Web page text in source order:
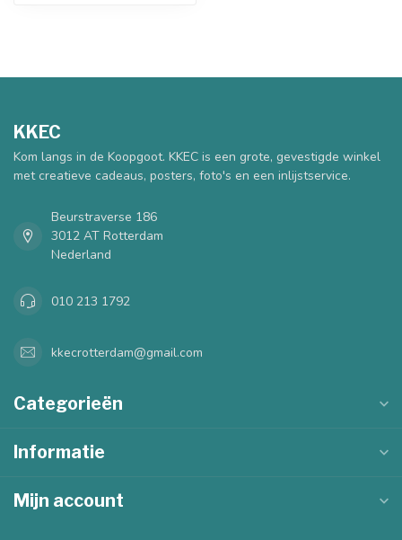
KKEC
Kom langs in de Koopgoot. KKEC is een grote, gevestigde winkel
met creatieve cadeaus, posters, foto's en een inlijstservice.
Beurstraverse 186
3012 AT Rotterdam
Nederland
010 213 1792
kkecrotterdam@gmail.com
Categorieën
Informatie
Mijn account